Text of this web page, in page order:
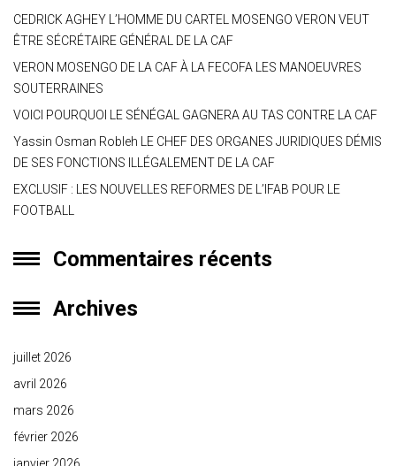
CEDRICK AGHEY L’HOMME DU CARTEL MOSENGO VERON VEUT
ÊTRE SÉCRÉTAIRE GÉNÉRAL DE LA CAF
VERON MOSENGO DE LA CAF À LA FECOFA LES MANOEUVRES
SOUTERRAINES
VOICI POURQUOI LE SÉNÉGAL GAGNERA AU TAS CONTRE LA CAF
Yassin Osman Robleh LE CHEF DES ORGANES JURIDIQUES DÉMIS
DE SES FONCTIONS ILLÉGALEMENT DE LA CAF
EXCLUSIF : LES NOUVELLES REFORMES DE L’IFAB POUR LE
FOOTBALL
Commentaires récents
Archives
juillet 2026
avril 2026
mars 2026
février 2026